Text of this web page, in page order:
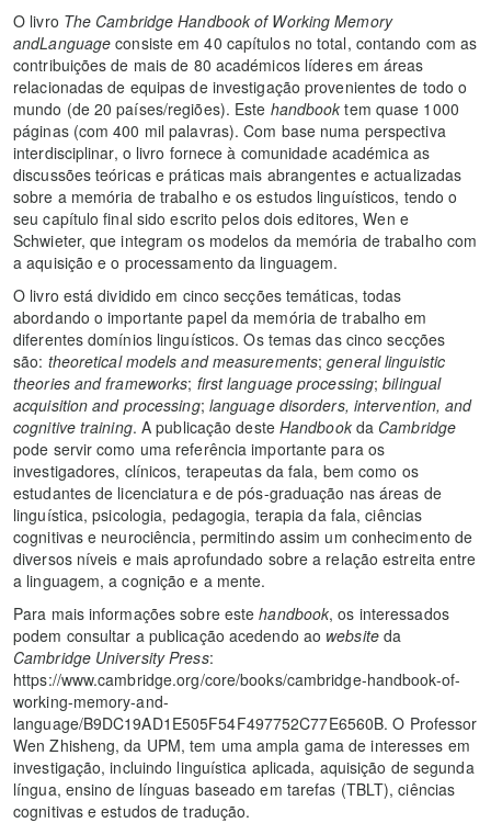
O livro The Cambridge Handbook of Working Memory
andLanguageconsiste em 40 capítulos no total, contando com as
contribuições de mais de 80 académicos líderes em áreas
relacionadas de equipas de investigação provenientes de todo o
mundo (de 20 países/regiões). Este handbook tem quase 1000
páginas (com 400 mil palavras). Com base numa perspectiva
interdisciplinar, o livro fornece à comunidade académica as
discussões teóricas e práticas mais abrangentes e actualizadas
sobre a memória de trabalho e os estudos linguísticos, tendo o
seu capítulo final sido escrito pelos dois editores, Wen e
Schwieter, que integram os modelos da memória de trabalho com
a aquisição e o processamento da linguagem.
O livro está dividido em cinco secções temáticas, todas
abordando o importante papel da memória de trabalho em
diferentes domínios linguísticos. Os temas das cinco secções
são: theoretical models and measurements;general linguistic
theories and frameworks; first language processing;bilingual
acquisition and processing; language disorders, intervention, and
cognitive training. A publicação deste Handbookda Cambridge
pode servir como uma referência importante para os
investigadores, clínicos, terapeutas da fala, bem como os
estudantes de licenciatura e de pós-graduação nas áreas de
linguística, psicologia, pedagogia, terapia da fala, ciências
cognitivas e neurociência, permitindo assim um conhecimento de
diversos níveis e mais aprofundado sobre a relação estreita entre
a linguagem, a cognição e a mente.
Para mais informações sobre estehandbook, os interessados
podem consultar a publicação acedendo ao websiteda
Cambridge University Press:
https://www.cambridge.org/core/books/cambridge-handbook-of-
working-memory-and-
language/B9DC19AD1E505F54F497752C77E6560B. O Professor
Wen Zhisheng, da UPM, tem uma ampla gama de interesses em
investigação, incluindo linguística aplicada, aquisição de segunda
língua, ensino de línguas baseado em tarefas (TBLT), ciências
cognitivas e estudos de tradução.